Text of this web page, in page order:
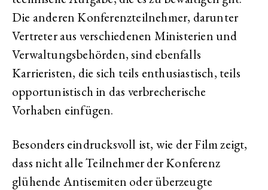
Die anderen Konferenzteilnehmer, darunter
Vertreter aus verschiedenen Ministerien und
Verwaltungsbehörden, sind ebenfalls
Karrieristen, die sich teils enthusiastisch, teils
opportunistisch in das verbrecherische
Vorhaben einfügen.
Besonders eindrucksvoll ist, wie der Film zeigt,
dass nicht alle Teilnehmer der Konferenz
glühende Antisemiten oder überzeugte